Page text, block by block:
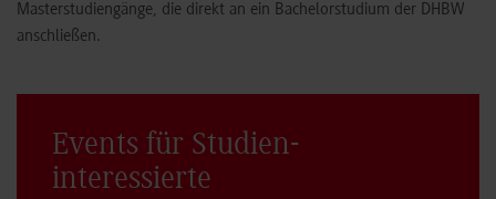
Masterstudiengänge, die direkt an ein Bachelorstudium der DHBW
anschließen.
Events für Studien­
interessierte